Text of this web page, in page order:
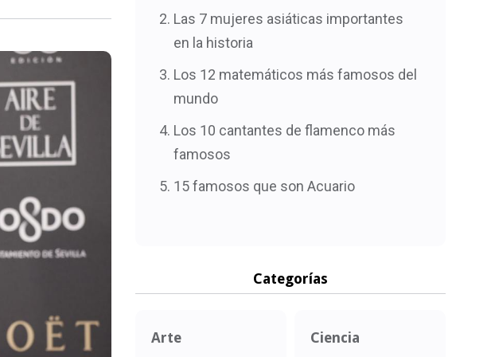
Las 7 mujeres asiáticas importantes
en la historia
Los 12 matemáticos más famosos del
mundo
Los 10 cantantes de flamenco más
famosos
15 famosos que son Acuario
Categorías
Arte Ciencia